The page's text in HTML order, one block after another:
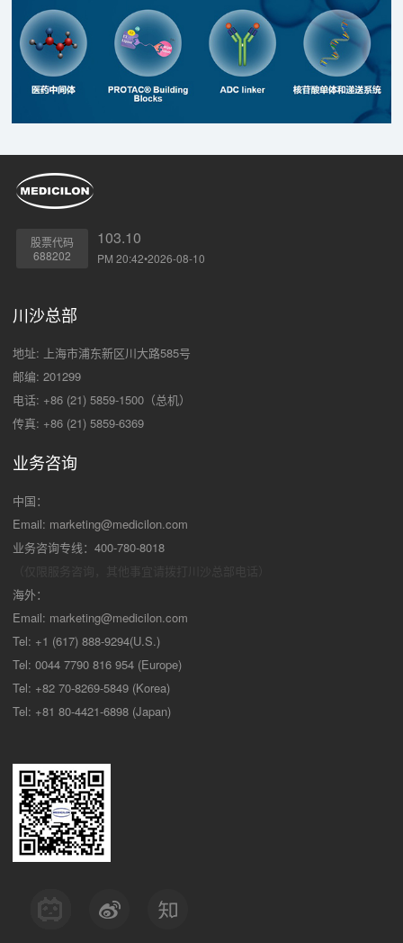
股票代码
688202
103.10
PM 20:42•2026-08-10
川沙总部
地址: 上海市浦东新区川大路585号
邮编: 201299
电话: +86 (21) 5859-1500（总机）
传真: +86 (21) 5859-6369
业务咨询
中国：
Email: marketing@medicilon.com
业务咨询专线：400-780-8018
海外：
Email: marketing@medicilon.com
Tel: +1 (617) 888-9294(U.S.)
Tel: 0044 7790 816 954 (Europe)
Tel: +82 70-8269-5849 (Korea)
Tel: +81 80-4421-6898 (Japan)